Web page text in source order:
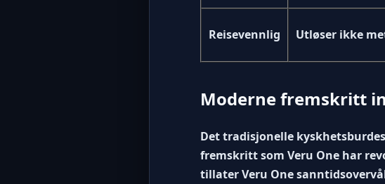
Reisevennlig Utløser ikke
Moderne fremskritt
Det tradisjonelle
fremskritt som Veru One har
tillater Veru One